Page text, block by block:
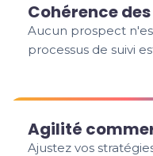
Cohérence
Aucun prospect
processus de suivi
Agilité
Ajustez vos